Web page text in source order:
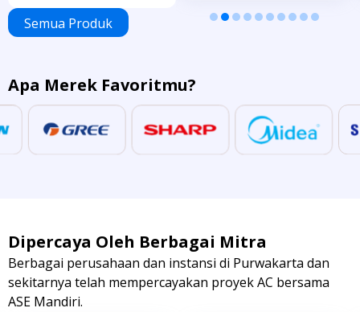
Semua Produk
Apa Merek Favoritmu?
Dipercaya Oleh Berbagai Mitra
Berbagai perusahaan dan instansi di Purwakarta dan
sekitarnya telah mempercayakan proyek AC bersama
ASE Mandiri.